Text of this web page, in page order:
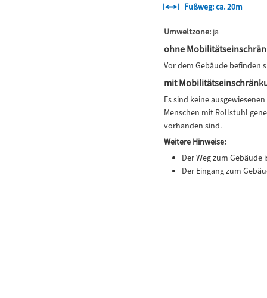
Fußweg: ca. 20m
Umweltzone: ja
ohne
Vor dem Gebäude befinden
mit
Es sind keine
Menschen mit Rollstuhl
vorhanden sind.
Weitere Hinweise:
Der Weg zum
Der Eingang zum